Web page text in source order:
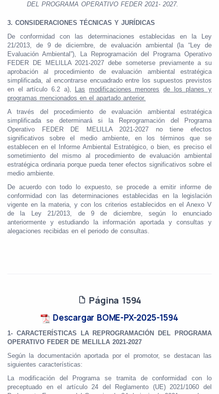
DEL PROGRAMA OPERATIVO FEDER 2021- 2027.
3. CONSIDERACIONES TÉCNICAS Y JURÍDICAS
De conformidad con las determinaciones establecidas en la Ley
21/2013, de 9 de diciembre, de evaluación ambiental (la “Ley de
Evaluación Ambiental”), La Reprogramación del Programa Operativo
FEDER DE MELILLA 2021-2027 debe someterse previamente a su
aprobación al procedimiento de evaluación ambiental estratégica
simplificada, al encontrarse encuadrado entre los supuestos previstos
en el artículo 6.2 a),
Las modificaciones menores
de los planes y
programas mencionados en el apartado anterior.
A través del procedimiento de evaluación ambiental estratégica
simplificada se determinará si la Reprogramación del Programa
Operativo FEDER DE MELILLA 2021-2027 no tiene efectos
significativos sobre el medio ambiente, en los términos que se
establecen en el Informe Ambiental Estratégico, o bien, es preciso el
sometimiento del mismo al procedimiento de evaluación ambiental
estratégica ordinaria porque pueda tener efectos significativos sobre el
medio ambiente.
De acuerdo con todo lo expuesto, se procede a emitir informe de
conformidad con las determinaciones establecidas en la legislación
vigente en la materia, y con los criterios establecidos en el Anexo V
de la Ley 21/2013, de 9 de diciembre, según lo enunciado
anteriormente y estudiando la información aportada y consultas y
alegaciones recibidas en el periodo de consultas.
Página 1594
Descargar BOME-PX-2025-1594
1- CARACTERÍSTICAS LA REPROGRAMACIÓN DEL PROGRAMA
OPERATIVO FEDER DE MELILLA 2021-2027
Según la documentación aportada por el promotor, se destacan las
siguientes características:
La modificación del Programa se tramita de conformidad con lo
preceptuado en el artículo24 del Reglamento (UE) 2021/1060 del